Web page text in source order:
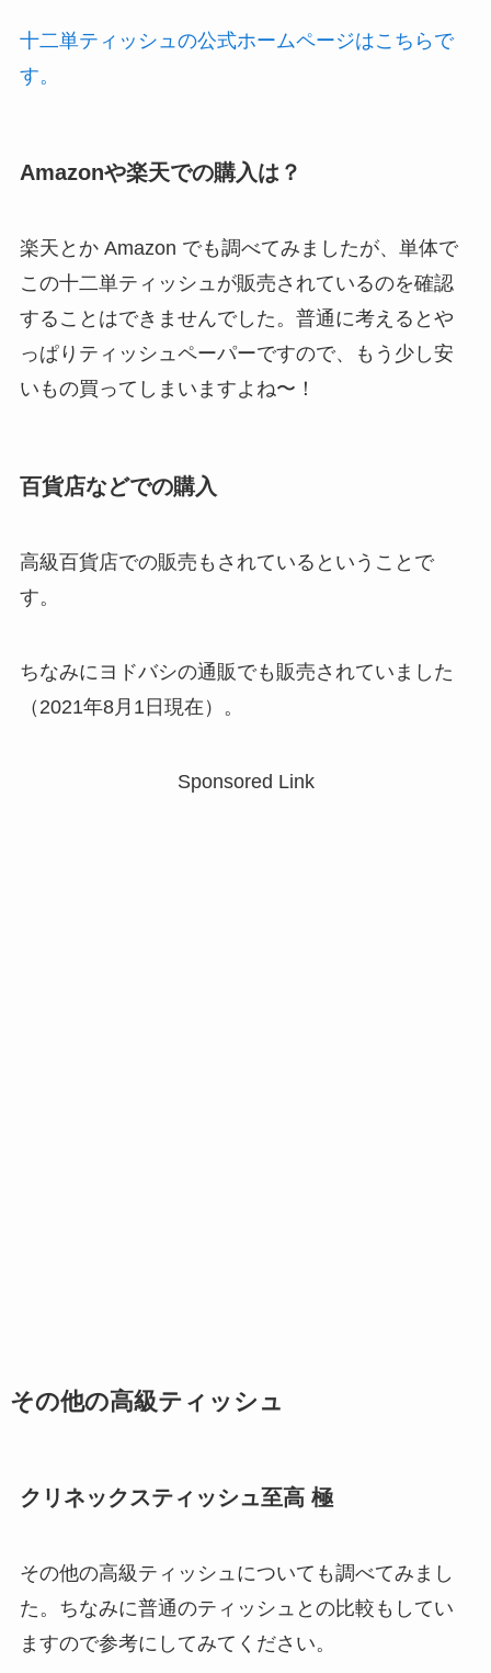
十二単ティッシュの公式ホームページはこちらで
す。
Amazonや楽天での購入は？
楽天とか Amazon でも調べてみましたが、単体で
この十二単ティッシュが販売されているのを確認
することはできませんでした。普通に考えるとや
っぱりティッシュペーパーですので、もう少し安
いもの買ってしまいますよね〜！
百貨店などでの購入
高級百貨店での販売もされているということで
す。
ちなみにヨドバシの通販でも販売されていました
（2021年8月1日現在）。
Sponsored Link
その他の高級ティッシュ
クリネックスティッシュ至高 極
その他の高級ティッシュについても調べてみまし
た。ちなみに普通のティッシュとの比較もしてい
ますので参考にしてみてください。